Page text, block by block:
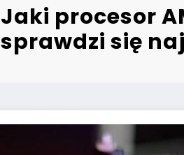
Jaki procesor
sprawdzi się